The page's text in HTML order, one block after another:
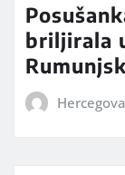
briljirala